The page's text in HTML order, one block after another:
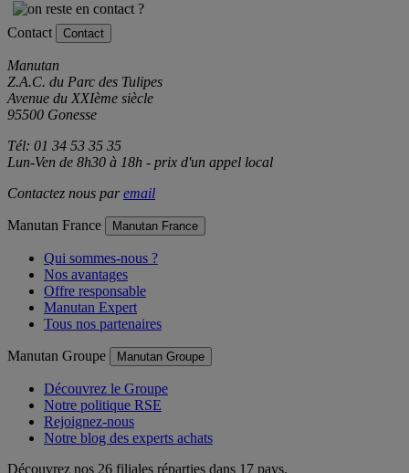
Manutan
Z.A.C. du Parc des Tulipes
Avenue du XXIème siècle
Tél: 01 34 53 35 35
Qui sommes-nous ?
Nos avantages
Offre responsable
Manutan Expert
Découvrez le Groupe
Notre politique RSE
Rejoignez-nous